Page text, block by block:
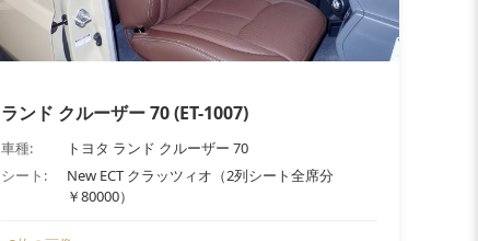
ランド クルーザー 70 (ET-1007)
車種:
トヨタ ランド クルーザー 70
シート:
New ECT クラッツィオ（2列シート全席分
￥80000）